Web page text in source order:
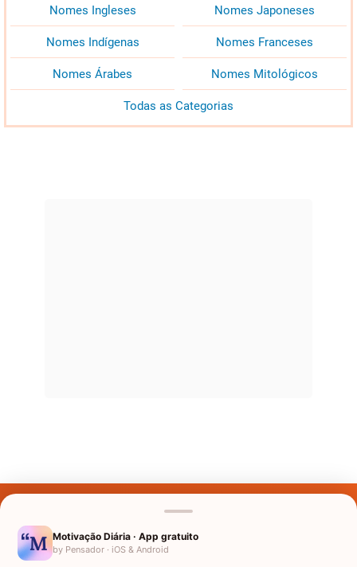
Nomes Ingleses Nomes Japoneses
Nomes Indígenas Nomes Franceses
Nomes Árabes Nomes Mitológicos
Todas as Categorias
Nomes pelo Mundo
Motivação Diária · App gratuito
by Pensador · iOS & Android